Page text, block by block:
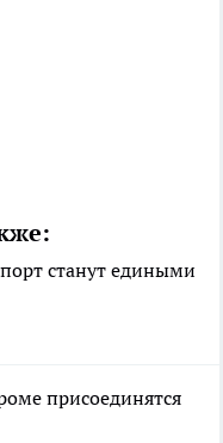
станут едиными
присоединятся